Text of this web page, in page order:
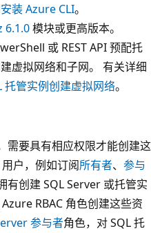
安装 Azure CLI。
6.1.0模块或更高版本。
或 REST API 预配托
虚拟网络和子网。 有关详细
托管实例创建虚拟网络。
需要具有相应权限才能创建这
户，例如订阅所有者、 参与
有创建 SQL Server 或托管实
RBAC 角色创建这些资
参与者角色，对 SQL 托